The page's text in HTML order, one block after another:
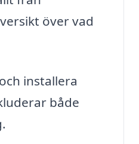
över vad
installera
både